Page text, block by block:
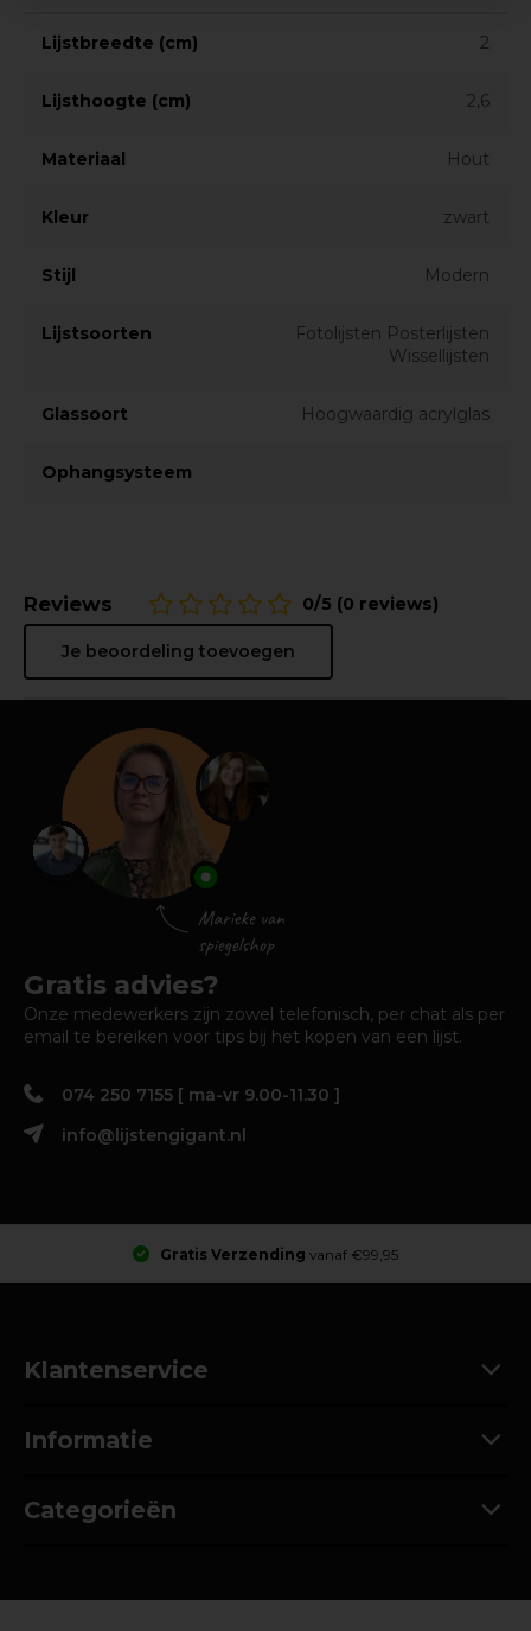
Lijstbreedte (cm) 2
Lijsthoogte (cm) 2,6
Materiaal Hout
Kleur zwart
Stijl Modern
Lijstsoorten
Fotolijsten Posterlijsten
Wissellijsten
Glassoort Hoogwaardig acrylglas
Ophangsysteem
Reviews 0/5 (0 reviews)
Je beoordeling toevoegen
Gratis advies?
Onze medewerkers zijn zowel telefonisch, per chat als per
email te bereiken voor tips bij het kopen van een lijst.
074 250 7155 [ ma-vr 9.00-11.30 ]
info@lijstengigant.nl
Gratis Verzending vanaf €99,95
Klantenservice
Informatie
Categorieën